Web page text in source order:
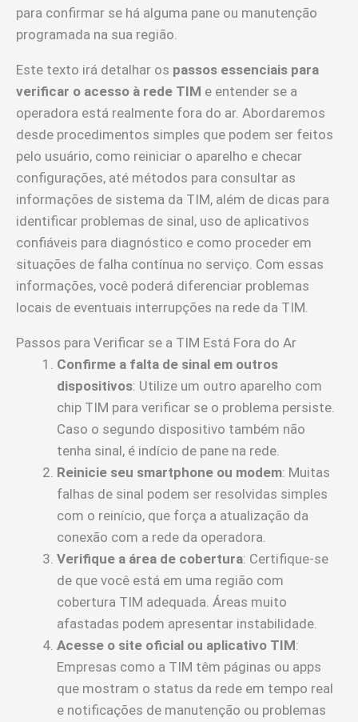
para confirmar se há alguma pane ou manutenção
programada na sua região.
Este texto irá detalhar os passos essenciais para
verificar o acesso à rede TIM e entender se a
operadora está realmente fora do ar. Abordaremos
desde procedimentos simples que podem ser feitos
pelo usuário, como reiniciar o aparelho e checar
configurações, até métodos para consultar as
informações de sistema da TIM, além de dicas para
identificar problemas de sinal, uso de aplicativos
confiáveis para diagnóstico e como proceder em
situações de falha contínua no serviço. Com essas
informações, você poderá diferenciar problemas
locais de eventuais interrupções na rede da TIM.
Passos para Verificar se a TIM Está Fora do Ar
Confirme a falta de sinal em outros
dispositivos: Utilize um outro aparelho com
chip TIM para verificar se o problema persiste.
Caso o segundo dispositivo também não
tenha sinal, é indício de pane na rede.
Reinicie seu smartphone ou modem: Muitas
falhas de sinal podem ser resolvidas simples
com o reinício, que força a atualização da
conexão com a rede da operadora.
Verifique a área de cobertura: Certifique-se
de que você está em uma região com
cobertura TIM adequada. Áreas muito
afastadas podem apresentar instabilidade.
Acesse o site oficial ou aplicativo TIM:
Empresas como a TIM têm páginas ou apps
que mostram o status da rede em tempo real
e notificações de manutenção ou problemas